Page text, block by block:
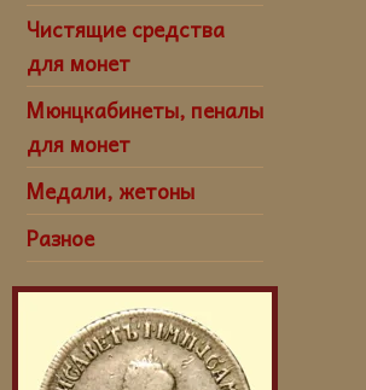
Чистящие средства
для монет
Мюнцкабинеты, пеналы
для монет
Медали, жетоны
Разное